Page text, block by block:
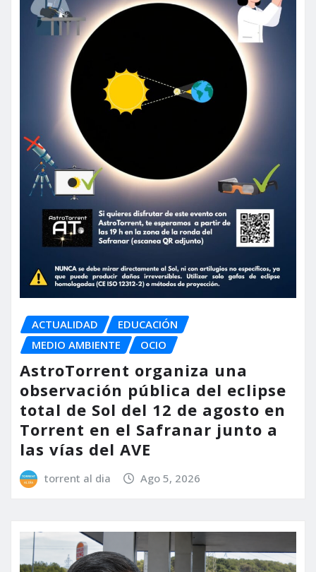
ACTUALIDAD
EDUCACIÓN
MEDIO AMBIENTE
OCIO
AstroTorrent organiza una
observación pública del eclipse
total de Sol del 12 de agosto en
Torrent en el Safranar junto a
las vías del AVE
torrent al dia Ago 5, 2026